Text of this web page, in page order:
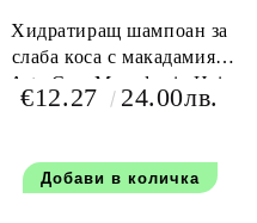
Хидратиращ шампоан за
слаба коса с макадамия -
Arte Care Macadamia Hair
Shampoo 1000 мл
€12.27 24.00лв.